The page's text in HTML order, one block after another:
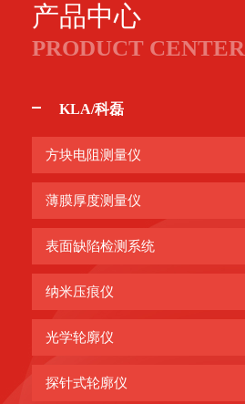
产品中心
PRODUCT CENTER
KLA/科磊
方块电阻测量仪
薄膜厚度测量仪
表面缺陷检测系统
纳米压痕仪
光学轮廓仪
探针式轮廓仪